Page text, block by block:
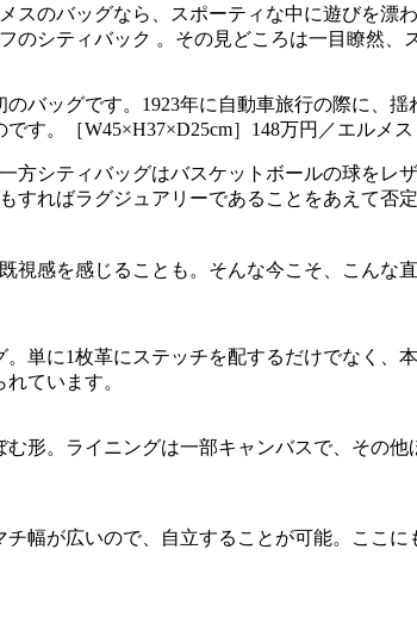
のバッグなら、スポーティな中に遊びを漂
シティバック 。その見どころは一目瞭然、
バッグです。1923年に自動車旅行の際に、
す。［W45×H37×D25cm］148万円／エルメス
シティバッグはバスケットボールの球をレ
すればラグジュアリーであることをあえて否
感を感じることも。そんな今こそ、こんな
単に1枚革にステッチを配するだけでなく
ています。
形。ライニングは一部キャンバスで、その
幅が広いので、自立することが可能。ここ